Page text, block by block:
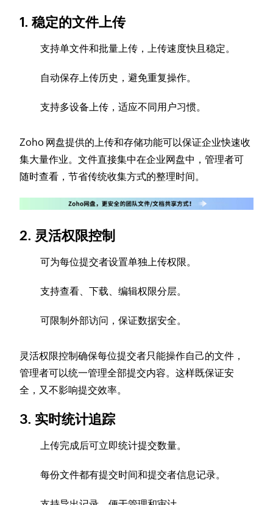
1. 稳定的文件上传
支持单文件和批量上传，上传速度快且稳定。
自动保存上传历史，避免重复操作。
支持多设备上传，适应不同用户习惯。
Zoho 网盘提供的上传和存储功能可以保证企业快速收
集大量作业。文件直接集中在企业网盘中，管理者可
随时查看，节省传统收集方式的整理时间。
2. 灵活权限控制
可为每位提交者设置单独上传权限。
支持查看、下载、编辑权限分层。
可限制外部访问，保证数据安全。
灵活权限控制确保每位提交者只能操作自己的文件，
管理者可以统一管理全部提交内容。这样既保证安
全，又不影响提交效率。
3. 实时统计追踪
上传完成后可立即统计提交数量。
每份文件都有提交时间和提交者信息记录。